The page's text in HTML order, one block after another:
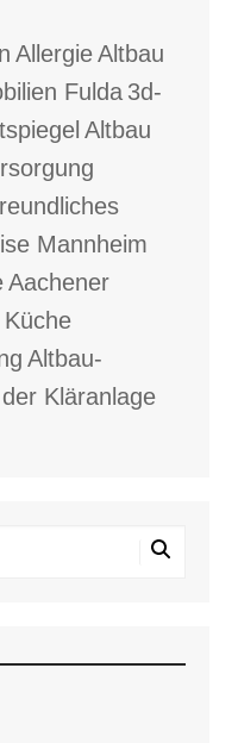
AllergieAltbau
Fulda 3d-
Altbau
Mannheim
Aachener
Altbau-
Kläranlage